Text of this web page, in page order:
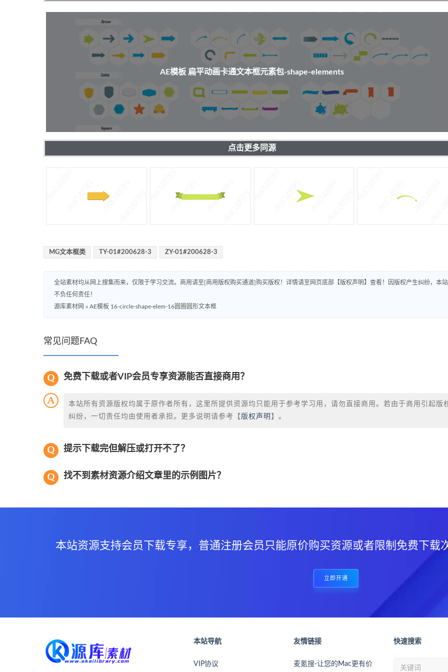
AE模板 扁平动画卡通文本框元素包-shape-elements
点击更多同源
MG文本框类 TY-01#200628-3 ZY-01#200628-3
全站素材均从网上搜集而来，仅限于学习交流。商用请至[商用版权购买通道]购买版权！详情请至网页底部【版权声明】查看！因版权产生纠纷，本站
不负任何责任！
源库素材网 » AE模板 16-circle-shape-elem-16圆圈圆形文本框
常见问题FAQ
免费下载或者VIP会员专享资源能否直接商用？
本站所有资源版权均属于原作者所有，这里所提供资源均只能用于参考学习用，请勿直接商用。若由于商用引起版
纠纷，一切责任均由使用者承担。更多说明请参考【 版权声明 】。
提示下载完但解压或打开不了？
找不到素材资源介绍文章里的示例图片？
本站资源支持会员下载专享，普通注册会员只能原价购买资源或者限制免费下载
立即开通
本站导航
VIP协议
友情链接
麦氪搜-让您的Mac更有价
快速搜索